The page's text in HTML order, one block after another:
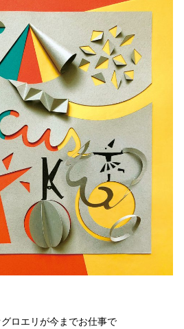
ロエリが今までお仕事で